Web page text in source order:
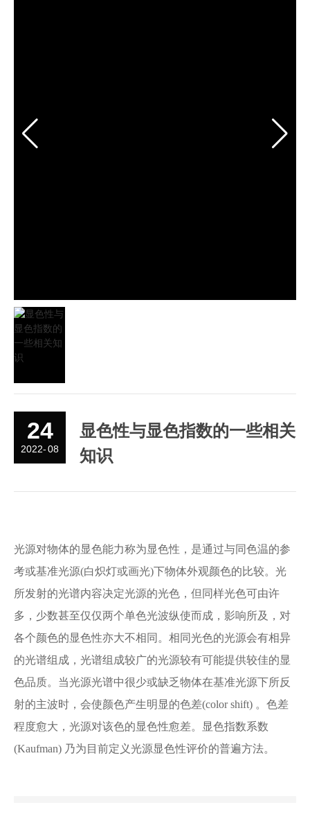
24
2022-08
显色性与显色指数的一些相关
知识
光源对物体的显色能力称为显色性，是通过与同色温的参
考或基准光源(白炽灯或画光)下物体外观颜色的比较。光
所发射的光谱内容决定光源的光色，但同样光色可由许
多，少数甚至仅仅两个单色光波纵使而成，影响所及，对
各个颜色的显色性亦大不相同。相同光色的光源会有相异
的光谱组成，光谱组成较广的光源较有可能提供较佳的显
色品质。当光源光谱中很少或缺乏物体在基准光源下所反
射的主波时，会使颜色产生明显的色差(color shift) 。色差
程度愈大，光源对该色的显色性愈差。显色指数系数
(Kaufman) 乃为目前定义光源显色性评价的普遍方法。